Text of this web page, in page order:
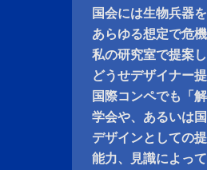
国会には生物兵器
あらゆる想定で危
私の研究室で提案
どうせデザイナー提
国際コンペでも「
学会や、あるいは
デザインとしての
能力、見識によっ